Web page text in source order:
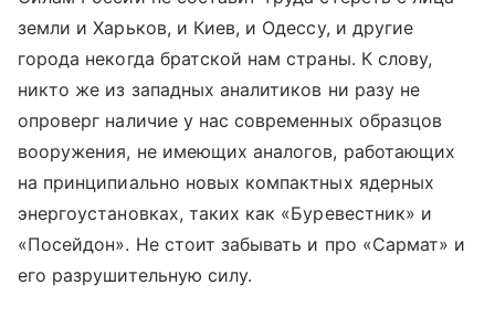
земли и Харьков, и Киев, и Одессу, и другие
города некогда братской нам страны. К слову,
никто же из западных аналитиков ни разу не
опроверг наличие у нас современных образцов
вооружения, не имеющих аналогов, работающих
на принципиально новых компактных ядерных
энергоустановках, таких как «Буревестник» и
«Посейдон». Не стоит забывать и про «Сармат» и
его разрушительную силу.